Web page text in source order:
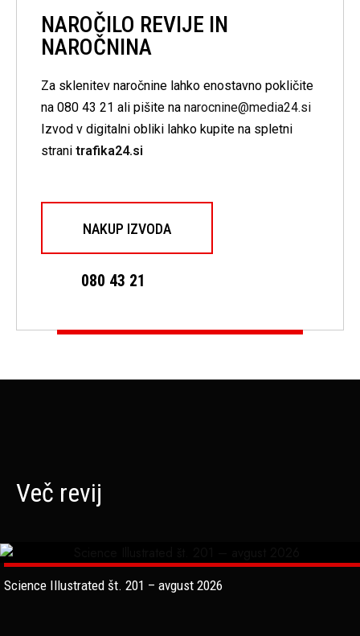
NAROČILO REVIJE IN
NAROČNINA
Za sklenitev naročnine lahko enostavno pokličite
na 080 43 21 ali pišite na narocnine@media24.si
Izvod v digitalni obliki lahko kupite na spletni
strani trafika24.si
NAKUP IZVODA
080 43 21
Več revij
Science Illustrated št. 201 – avgust 2026